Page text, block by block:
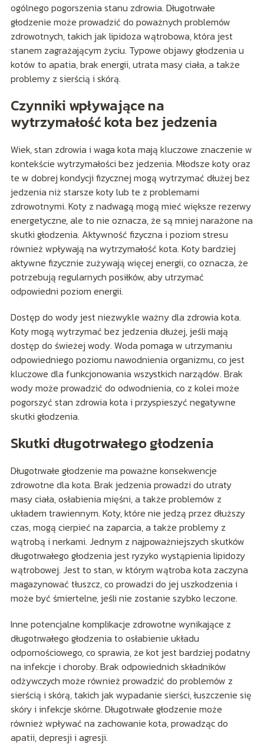
ogólnego pogorszenia stanu zdrowia. Długotrwałe
głodzenie może prowadzić do poważnych problemów
zdrowotnych, takich jak lipidoza wątrobowa, która jest
stanem zagrażającym życiu. Typowe objawy głodzenia u
kotów to apatia, brak energii, utrata masy ciała, a także
problemy z sierścią i skórą.
Czynniki wpływające na
wytrzymałość kota bez jedzenia
Wiek, stan zdrowia i waga kota mają kluczowe znaczenie w
kontekście wytrzymałości bez jedzenia. Młodsze koty oraz
te w dobrej kondycji fizycznej mogą wytrzymać dłużej bez
jedzenia niż starsze koty lub te z problemami
zdrowotnymi. Koty z nadwagą mogą mieć większe rezerwy
energetyczne, ale to nie oznacza, że są mniej narażone na
skutki głodzenia. Aktywność fizyczna i poziom stresu
również wpływają na wytrzymałość kota. Koty bardziej
aktywne fizycznie zużywają więcej energii, co oznacza, że
potrzebują regularnych posiłków, aby utrzymać
odpowiedni poziom energii.
Dostęp do wody jest niezwykle ważny dla zdrowia kota.
Koty mogą wytrzymać bez jedzenia dłużej, jeśli mają
dostęp do świeżej wody. Woda pomaga w utrzymaniu
odpowiedniego poziomu nawodnienia organizmu, co jest
kluczowe dla funkcjonowania wszystkich narządów. Brak
wody może prowadzić do odwodnienia, co z kolei może
pogorszyć stan zdrowia kota i przyspieszyć negatywne
skutki głodzenia.
Skutki długotrwałego głodzenia
Długotrwałe głodzenie ma poważne konsekwencje
zdrowotne dla kota. Brak jedzenia prowadzi do utraty
masy ciała, osłabienia mięśni, a także problemów z
układem trawiennym. Koty, które nie jedzą przez dłuższy
czas, mogą cierpieć na zaparcia, a także problemy z
wątrobą i nerkami. Jednym z najpoważniejszych skutków
długotrwałego głodzenia jest ryzyko wystąpienia lipidozy
wątrobowej. Jest to stan, w którym wątroba kota zaczyna
magazynować tłuszcz, co prowadzi do jej uszkodzenia i
może być śmiertelne, jeśli nie zostanie szybko leczone.
Inne potencjalne komplikacje zdrowotne wynikające z
długotrwałego głodzenia to osłabienie układu
odpornościowego, co sprawia, że kot jest bardziej podatny
na infekcje i choroby. Brak odpowiednich składników
odżywczych może również prowadzić do problemów z
sierścią i skórą, takich jak wypadanie sierści, łuszczenie się
skóry i infekcje skórne. Długotrwałe głodzenie może
również wpływać na zachowanie kota, prowadząc do
apatii, depresji i agresji.